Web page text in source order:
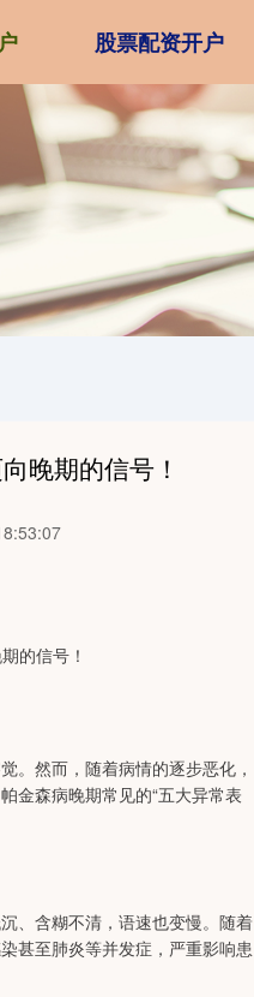
股票配资开户
晚期的信号！
。然而，随着病情的逐步恶化，
金森病晚期常见的“五大异常表
、含糊不清，语速也变慢。随着
甚至肺炎等并发症，严重影响患